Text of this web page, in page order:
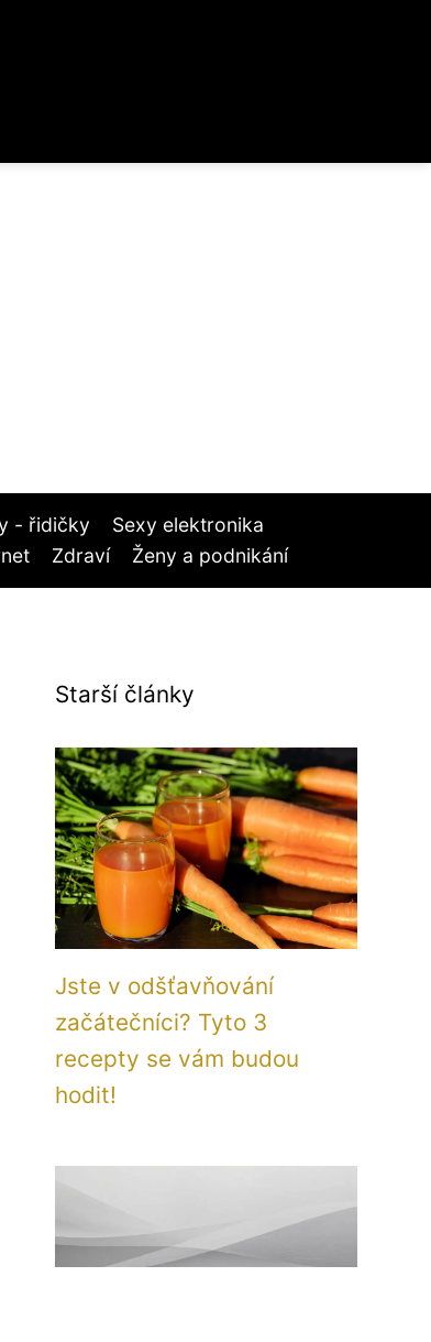
- řidičky
Sexy elektronika
Zdraví Ženy a podnikání
Starší články
Jste v odšťavňování
začátečníci? Tyto 3
recepty se vám budou
hodit!